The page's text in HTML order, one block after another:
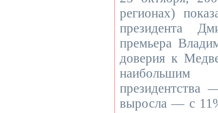
регионах)
президента
премьера
доверия к
выросла — с